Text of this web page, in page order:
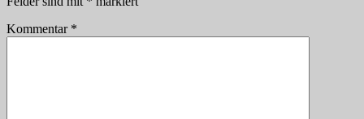
Kommentar *